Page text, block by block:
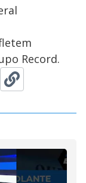
Record.